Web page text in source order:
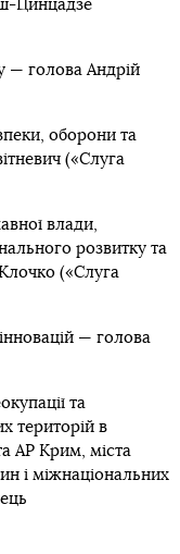
Цинцадзе
— голова Андрій
оборони та
(«Слуга
влади,
розвитку та
(«Слуга
— голова
та
територій в
АР Крим, міста
і міжнаціональних